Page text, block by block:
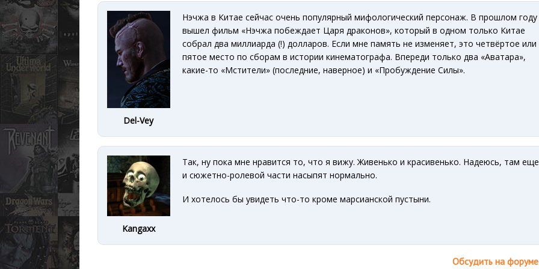
Del-Vey
Нэчжа в Китае сейчас очень популярный мифологический персонаж. В прошлом году
вышел фильм «Нэчжа побеждает Царя драконов», который в одном только Китае
собрал два миллиарда (!) долларов. Если мне память не изменяет, это четвёртое или
пятое место по сборам в истории кинематографа. Впереди только два «Аватара»,
какие-то «Мстители» (последние, наверное) и «Пробуждение Силы».
Kangaxx
Так, ну пока мне нравится то, что я вижу. Живенько и красивенько. Надеюсь, там еще
и сюжетно-ролевой части насыпят нормально.
И хотелось бы увидеть что-то кроме марсианской пустыни.
Обсудить на